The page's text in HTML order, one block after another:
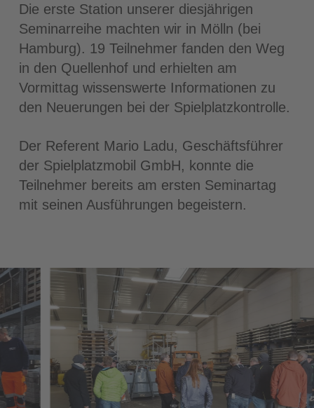
Die erste Station unserer diesjährigen
Seminarreihe machten wir in Mölln (bei
Hamburg). 19 Teilnehmer fanden den Weg
in den Quellenhof und erhielten am
Vormittag wissenswerte Informationen zu
den Neuerungen bei der Spielplatzkontrolle.
Der Referent Mario Ladu, Geschäftsführer
der Spielplatzmobil GmbH, konnte die
Teilnehmer bereits am ersten Seminartag
mit seinen Ausführungen begeistern.